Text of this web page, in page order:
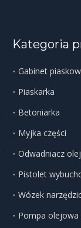
Kategoria
Gabinet
Piaskarka
Betoniarka
Myjka części
Odwadniacz
Pistolet
Wózek
Pompa olejowa